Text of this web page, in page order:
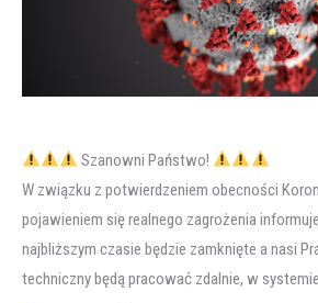
Szanowni Państwo!
W związku z potwierdzeniem obecności
pojawieniem się realnego zagrożenia
najbliższym czasie będzie zamknięte a nasi
techniczny będą pracować zdalnie, w